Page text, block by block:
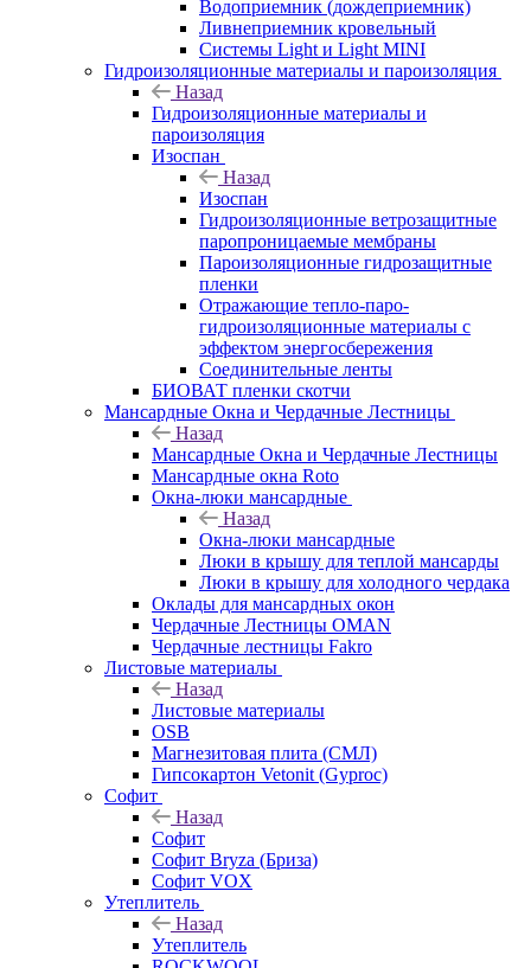
Водоприемник (дождеприемник)
Ливнеприемник кровельный
Системы Light и Light MINI
Гидроизоляционные материалы и пароизоляция
Назад
Гидроизоляционные материалы и
пароизоляция
Изоспан
Назад
Изоспан
Гидроизоляционные ветрозащитные
паропроницаемые мембраны
Пароизоляционные гидрозащитные
пленки
Отражающие тепло-паро-
гидроизоляционные материалы с
эффектом энергосбережения
Соединительные ленты
БИОВАТ пленки скотчи
Мансардные Окна и Чердачные Лестницы
Назад
Мансардные Окна и Чердачные Лестницы
Мансардные окна Roto
Окна-люки мансардные
Назад
Окна-люки мансардные
Люки в крышу для теплой мансарды
Люки в крышу для холодного чердака
Оклады для мансардных окон
Чердачные Лестницы OMAN
Чердачные лестницы Fakro
Листовые материалы
Назад
Листовые материалы
OSB
Магнезитовая плита (СМЛ)
Гипсокартон Vetonit (Gyproc)
Софит
Назад
Софит
Софит Bryza (Бриза)
Софит VOX
Утеплитель
Назад
Утеплитель